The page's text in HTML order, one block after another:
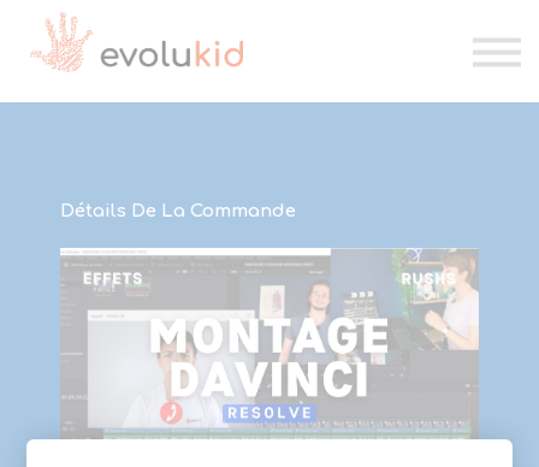
Etablissements scolaires
Candidater
Détails De La Commande